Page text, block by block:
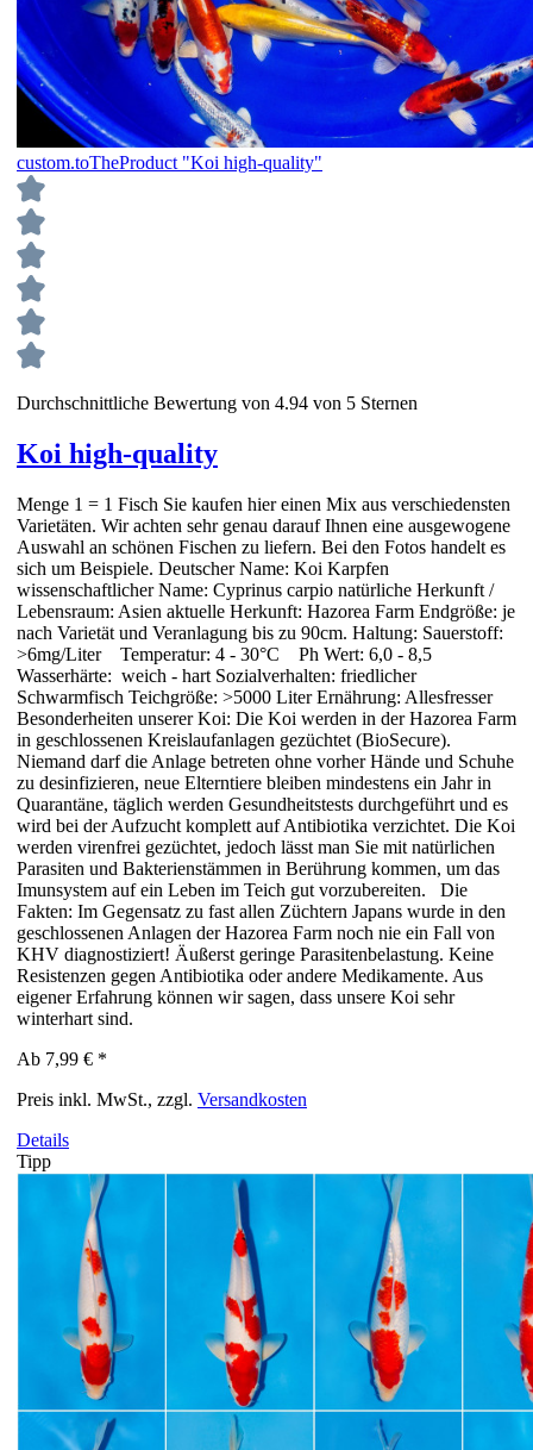
custom.toTheProduct "Koi high-quality"
Durchschnittliche Bewertung von 4.94 von 5 Sternen
Koi high-quality
Menge 1 = 1 Fisch Sie kaufen hier einen Mix aus verschiedensten
Varietäten. Wir achten sehr genau darauf Ihnen eine ausgewogene
Auswahl an schönen Fischen zu liefern. Bei den Fotos handelt es
sich um Beispiele. Deutscher Name: Koi Karpfen
wissenschaftlicher Name: Cyprinus carpio natürliche Herkunft /
Lebensraum: Asien aktuelle Herkunft: Hazorea Farm Endgröße: je
nach Varietät und Veranlagung bis zu 90cm. Haltung: Sauerstoff:
>6mg/Liter Temperatur: 4 - 30°C Ph Wert: 6,0 - 8,5
Wasserhärte: weich - hart Sozialverhalten: friedlicher
Schwarmfisch Teichgröße: >5000 Liter Ernährung: Allesfresser
Besonderheiten unserer Koi: Die Koi werden in der Hazorea Farm
in geschlossenen Kreislaufanlagen gezüchtet (BioSecure).
Niemand darf die Anlage betreten ohne vorher Hände und Schuhe
zu desinfizieren, neue Elterntiere bleiben mindestens ein Jahr in
Quarantäne, täglich werden Gesundheitstests durchgeführt und es
wird bei der Aufzucht komplett auf Antibiotika verzichtet. Die Koi
werden virenfrei gezüchtet, jedoch lässt man Sie mit natürlichen
Parasiten und Bakterienstämmen in Berührung kommen, um das
Imunsystem auf ein Leben im Teich gut vorzubereiten. Die
Fakten: Im Gegensatz zu fast allen Züchtern Japans wurde in den
geschlossenen Anlagen der Hazorea Farm noch nie ein Fall von
KHV diagnostiziert! Äußerst geringe Parasitenbelastung. Keine
Resistenzen gegen Antibiotika oder andere Medikamente. Aus
eigener Erfahrung können wir sagen, dass unsere Koi sehr
winterhart sind.
Ab 7,99 € *
Preis inkl. MwSt., zzgl. Versandkosten
Details
Tipp